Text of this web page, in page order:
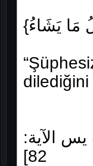
يس الآية:
82]